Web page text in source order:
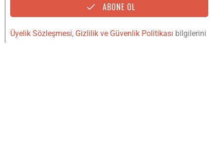
ABONE OL
Üyelik Sözleşmesi, Gizlilik ve Güvenlik Politikası bilgilerini